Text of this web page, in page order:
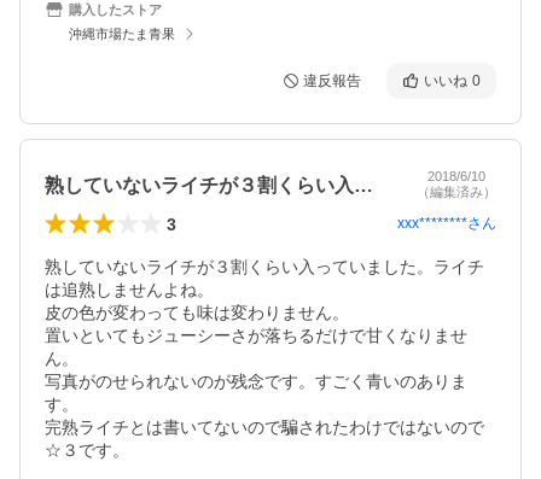
購入したストア
沖縄市場たま青果
違反報告 いいね 0
熟していないライチが３割くらい入ってい…
2018/6/10
（編集済み）
3 xxx********さん
熟していないライチが３割くらい入っていました。ライチ
は追熟しませんよね。
皮の色が変わっても味は変わりません。
置いといてもジューシーさが落ちるだけで甘くなりませ
ん。
写真がのせられないのが残念です。すごく青いのありま
す。
完熟ライチとは書いてないので騙されたわけではないので
☆３です。